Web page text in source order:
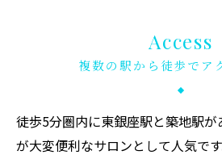
複数の駅から徒歩でア
Access
徒歩5分圏内に東銀座駅と築地駅
が大変便利なサロンとして人気で